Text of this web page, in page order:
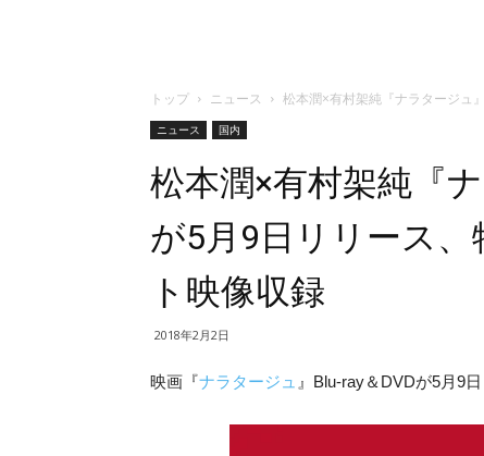
トップ ニュース 松本潤×有村架純『ナラタージュ
ニュース 国内
松本潤×有村架純『
が5月9日リリース
ト映像収録
2018年2月2日
映画『ナラタージュ 』Blu-ray＆DVDが5月9